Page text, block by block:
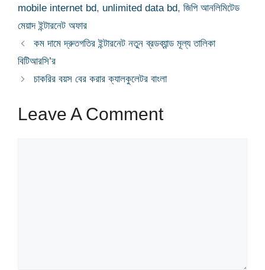
mobile internet bd, unlimited data bd, জিপি আনলিমিটেড
মেয়াদ ইন্টারনেট অফার
কম দামে দ্রুতগতির ইন্টারনেট নতুন ব্রডব্যান্ড মূল্য তালিকা
বিটিআরসি’র
চাকরির বয়স বের করার ক্যালকুলেটর বাংলা
Leave A Comment